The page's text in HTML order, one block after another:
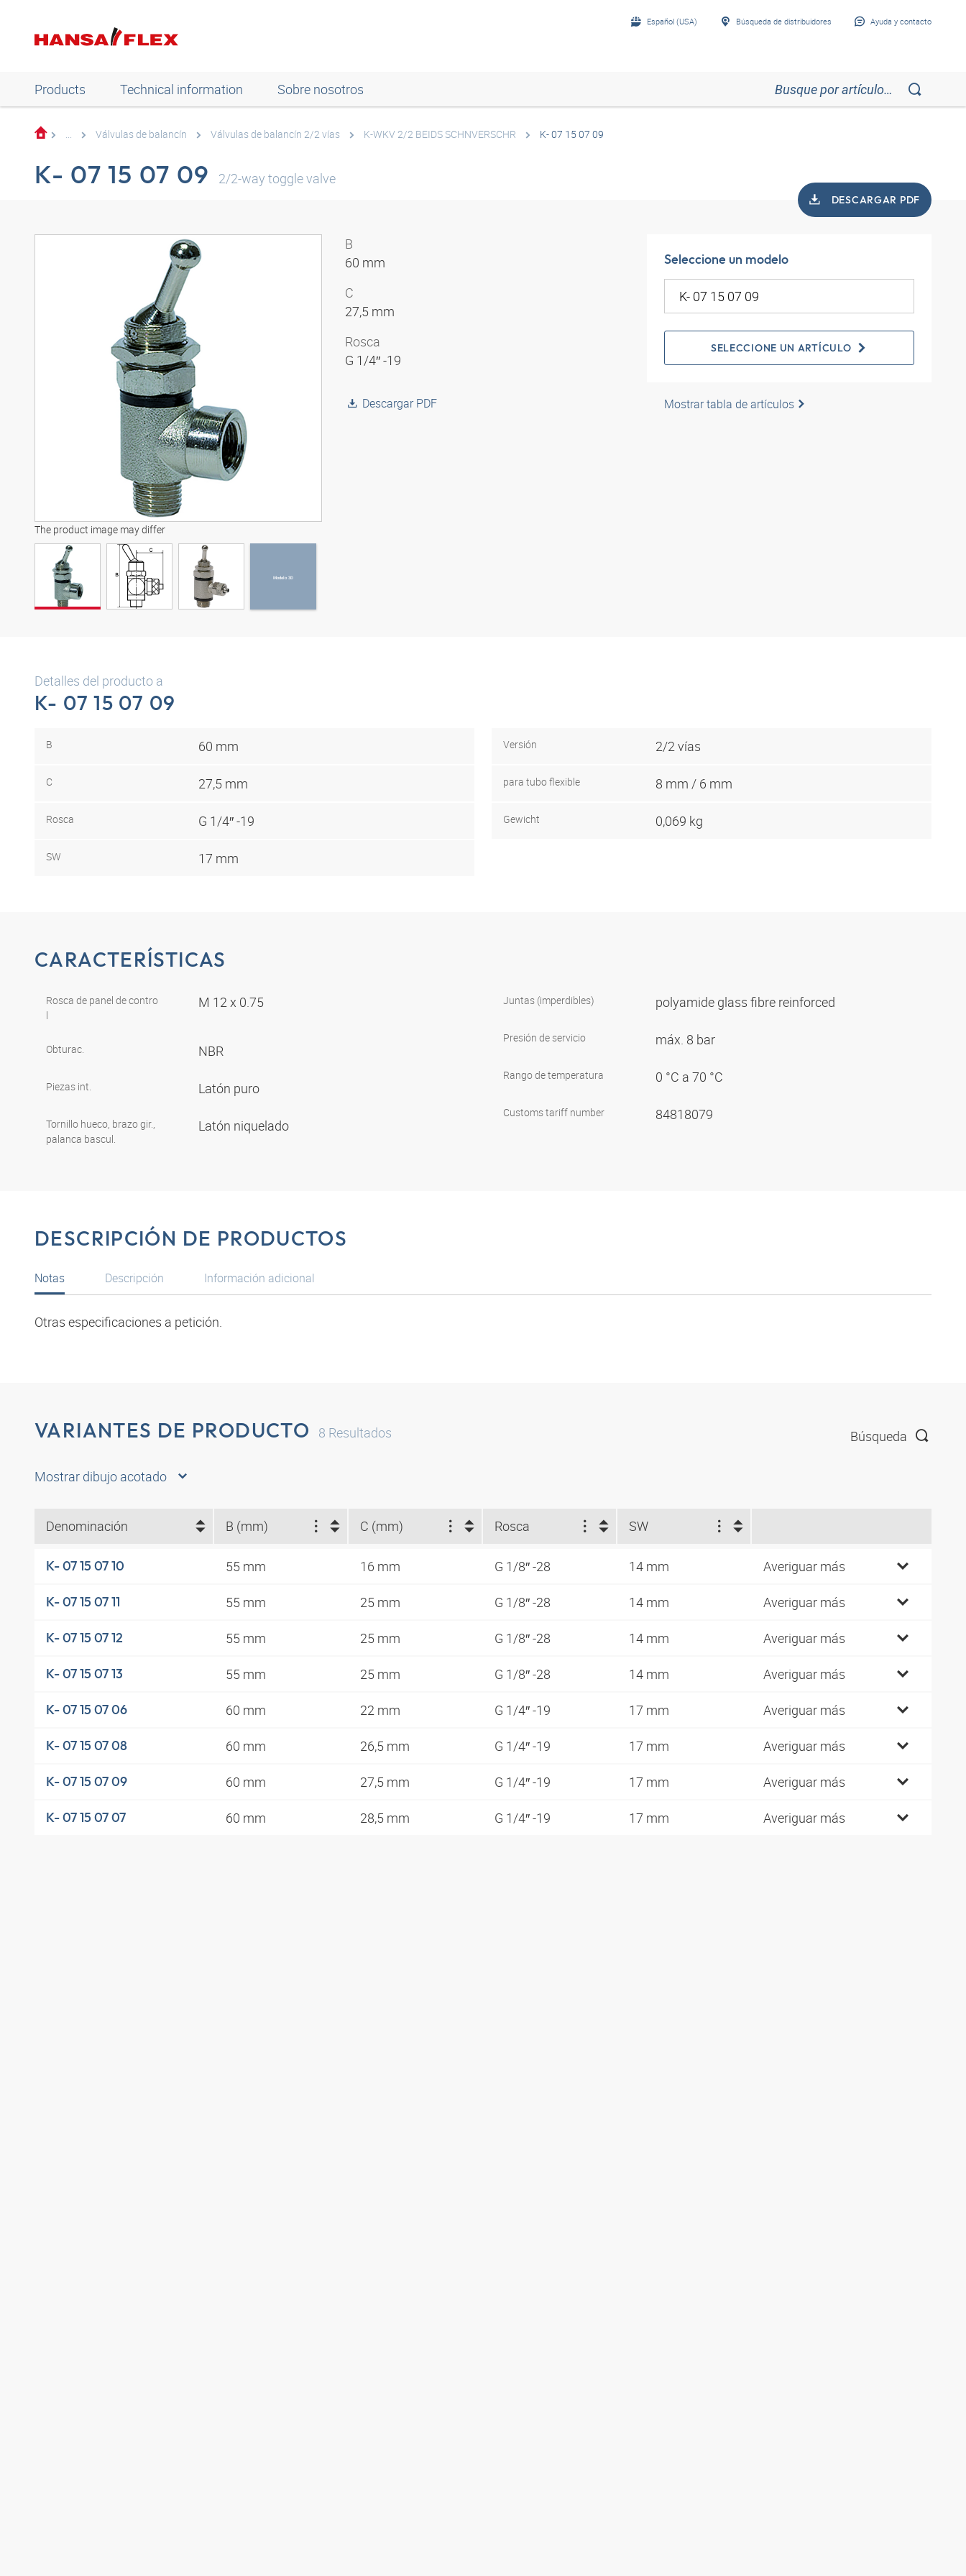
Español (USA) Búsqueda de distribuidores Ayuda y contacto
Products Technical information Sobre nosotros
... Válvulas de balancín Válvulas de balancín 2/2 vías K-WKV 2/2 BEIDS SCHNVERSCHR K- 07 15 07 09
K- 07 15 07 09 2/2-way toggle valve
DESCARGAR PDF
The product image may differ
Modelo 3D
Modelo 3D
B
60 mm
C
27,5 mm
Rosca
G 1/4″ -19
Descargar PDF
Seleccione un modelo
SELECCIONE UN ARTÍCULO
Mostrar tabla de artículos
Detalles del producto a
K- 07 15 07 09
B 60 mm
C 27,5 mm
Rosca G 1/4″ -19
SW 17 mm
Versión 2/2 vías
para tubo flexible 8 mm / 6 mm
Gewicht 0,069 kg
CARACTERÍSTICAS
Rosca de panel de contro
l
M 12 x 0.75
Obturac. NBR
Piezas int. Latón puro
Tornillo hueco, brazo gir.,
palanca bascul.
Latón niquelado
Juntas (imperdibles) polyamide glass fibre reinforced
Presión de servicio máx. 8 bar
Rango de temperatura 0 °C a 70 °C
Customs tariff number 84818079
DESCRIPCIÓN DE PRODUCTOS
Notas
Otras especificaciones a petición.
Descripción Información adicional
VARIANTES DE PRODUCTO 8 Resultados Búsqueda
Mostrar dibujo acotado
Denominación B (mm) C (mm) Rosca SW
K- 07 15 07 10 55 mm 16 mm G 1/8″ -28 14 mm Averiguar más
K- 07 15 07 11 55 mm 25 mm G 1/8″ -28 14 mm Averiguar más
K- 07 15 07 12 55 mm 25 mm G 1/8″ -28 14 mm Averiguar más
K- 07 15 07 13 55 mm 25 mm G 1/8″ -28 14 mm Averiguar más
K- 07 15 07 06 60 mm 22 mm G 1/4″ -19 17 mm Averiguar más
K- 07 15 07 08 60 mm 26,5 mm G 1/4″ -19 17 mm Averiguar más
K- 07 15 07 09 60 mm 27,5 mm G 1/4″ -19 17 mm Averiguar más
K- 07 15 07 07 60 mm 28,5 mm G 1/4″ -19 17 mm Averiguar más